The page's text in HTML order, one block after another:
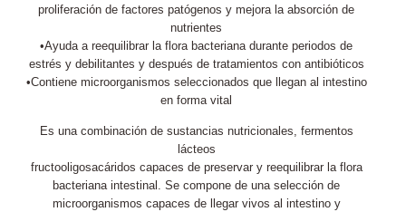
proliferación de factores patógenos y mejora la absorción de
nutrientes
•Ayuda a reequilibrar la flora bacteriana durante periodos de
estrés y debilitantes y después de tratamientos con antibióticos
•Contiene microorganismos seleccionados que llegan al intestino
en forma vital
Es una combinación de sustancias nutricionales, fermentos
lácteos
fructooligosacáridos capaces de preservar y reequilibrar la flora
bacteriana intestinal. Se compone de una selección de
microorganismos capaces de llegar vivos al intestino y